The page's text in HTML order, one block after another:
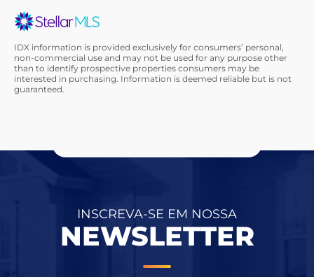
IDX information is provided exclusively for consumers’ personal,
non-commercial use and may not be used for any purpose other
than to identify prospective properties consumers may be
interested in purchasing. Information is deemed reliable but is not
guaranteed.
INSCREVA-SE EM NOSSA
NEWSLETTER